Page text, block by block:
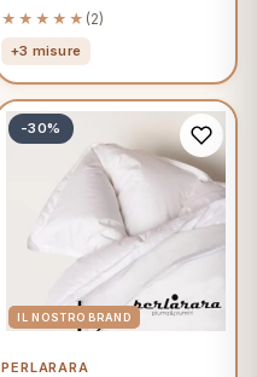
★★★★★ (2)
+3 misure
-30%
PERLARARA